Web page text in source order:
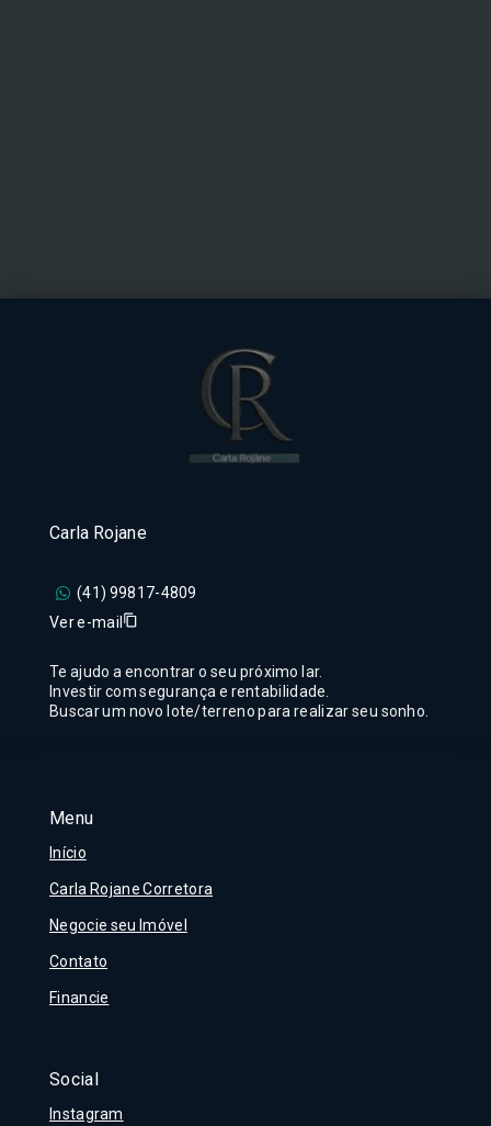
Menu
Início
Carla Rojane Corretora
Negocie seu Imóvel
Contato
Financie
Social
Instagram
Carla Rojane
(41) 99817-4809
Ver e-mail
Te ajudo a encontrar o seu próximo lar.
Investir com segurança e rentabilidade.
Buscar um novo lote/terreno para realizar seu sonho.